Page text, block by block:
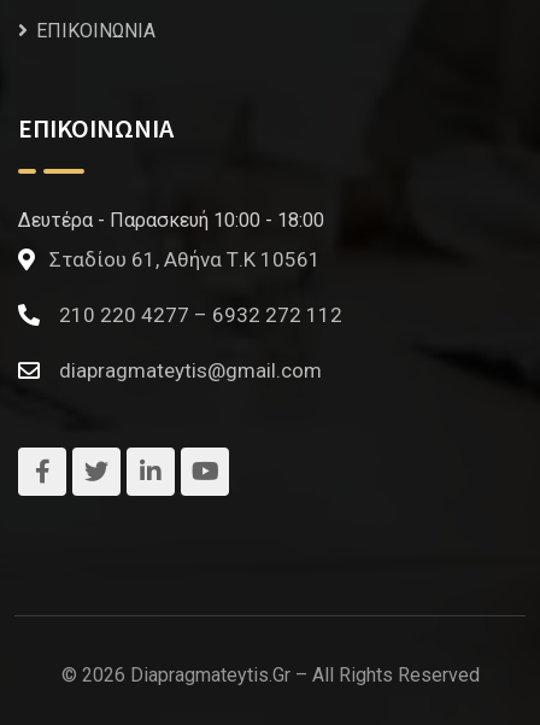
ΕΠΙΚΟΙΝΩΝΙΑ
ΕΠΙΚΟΙΝΩΝΙΑ
Δευτέρα - Παρασκευή 10:00 - 18:00
Σταδίου 61, Αθήνα Τ.Κ 10561
210 220 4277 – 6932 272 112
diapragmateytis@gmail.com
© 2026 Diapragmateytis.gr – All Rights Reserved